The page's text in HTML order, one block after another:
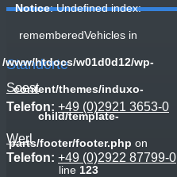
Standorte
Soest
Telefon: +49 (0)2921 3653-0
Werl
Telefon: +49 (0)2922 87799-0
Notice: Undefined index:
rememberedVehicles in
/www/htdocs/w01d0d12/wp-
content/themes/induxo-
child/template-
parts/footer/footer.php on
line 123